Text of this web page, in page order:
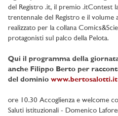
del Registro .it, il premio .itContest
trentennale del Registro e il volume
realizzato per la collana
protagonisti sul palco della Pelota.
Qui il programma della
anche Filippo Berto per
del dominio www.bertosalotti.it
ore 10.30 Accoglienza e welcome
Saluti istituzionali - Domenico